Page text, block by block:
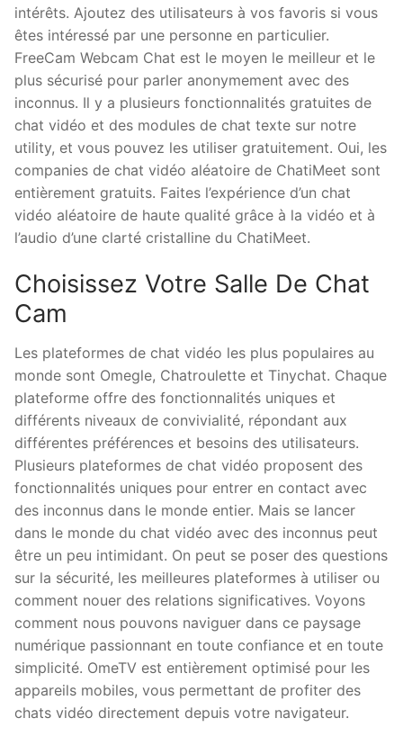
intérêts. Ajoutez des utilisateurs à vos favoris si vous
êtes intéressé par une personne en particulier.
FreeCam Webcam Chat est le moyen le meilleur et le
plus sécurisé pour parler anonymement avec des
inconnus. Il y a plusieurs fonctionnalités gratuites de
chat vidéo et des modules de chat texte sur notre
utility, et vous pouvez les utiliser gratuitement. Oui, les
companies de chat vidéo aléatoire de ChatiMeet sont
entièrement gratuits. Faites l’expérience d’un chat
vidéo aléatoire de haute qualité grâce à la vidéo et à
l’audio d’une clarté cristalline du ChatiMeet.
Choisissez Votre Salle De Chat
Cam
Les plateformes de chat vidéo les plus populaires au
monde sont Omegle, Chatroulette et Tinychat. Chaque
plateforme offre des fonctionnalités uniques et
différents niveaux de convivialité, répondant aux
différentes préférences et besoins des utilisateurs.
Plusieurs plateformes de chat vidéo proposent des
fonctionnalités uniques pour entrer en contact avec
des inconnus dans le monde entier. Mais se lancer
dans le monde du chat vidéo avec des inconnus peut
être un peu intimidant. On peut se poser des questions
sur la sécurité, les meilleures plateformes à utiliser ou
comment nouer des relations significatives. Voyons
comment nous pouvons naviguer dans ce paysage
numérique passionnant en toute confiance et en toute
simplicité. OmeTV est entièrement optimisé pour les
appareils mobiles, vous permettant de profiter des
chats vidéo directement depuis votre navigateur.